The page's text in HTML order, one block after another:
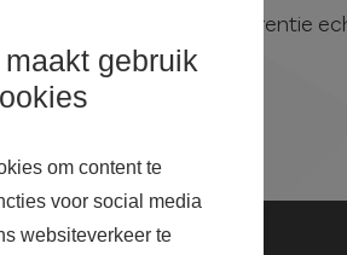
gebruik
om content te
voor social media
websiteverkeer te
Hoe hoger de concurrentie